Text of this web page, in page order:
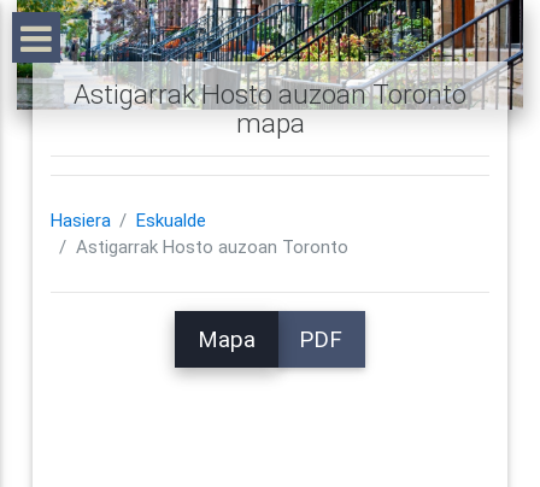
Astigarrak Hosto auzoan Toronto
mapa
Hasiera
Eskualde
Astigarrak Hosto auzoan Toronto
Mapa PDF